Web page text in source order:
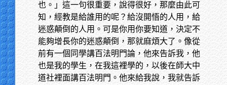
也。」這一句很重要，說得很好，那麼由此可
知，經教是給誰用的呢？給沒開悟的人用，給
迷惑顛倒的人用。可是你用你要知道，決定不
能夠增長你的迷惑顛倒，那就麻煩大了。像從
前有一個同學講百法明門論，他來告訴我，他
也是我的學生，在我這裡學的，以後在師大中
道社裡面講百法明門。他來給我說，我就告訴